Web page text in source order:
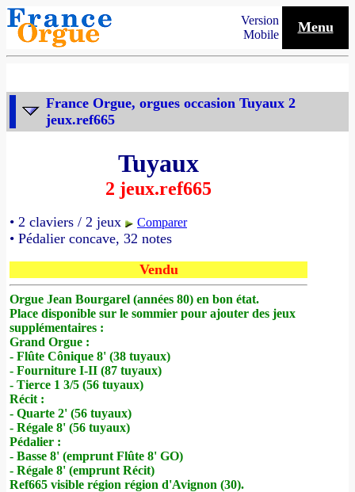
Version
Mobile
Menu
France Orgue, orgues occasion Tuyaux 2
jeux.ref665
Tuyaux
2 jeux.ref665
• 2 claviers / 2 jeux Comparer
• Pédalier concave, 32 notes
Vendu
Orgue Jean Bourgarel (années 80) en bon état.
Place disponible sur le sommier pour ajouter des jeux
supplémentaires :
Grand Orgue :
- Flûte Cônique 8' (38 tuyaux)
- Fourniture I-II (87 tuyaux)
- Tierce 1 3/5 (56 tuyaux)
Récit :
- Quarte 2' (56 tuyaux)
- Régale 8' (56 tuyaux)
Pédalier :
- Basse 8' (emprunt Flûte 8' GO)
- Régale 8' (emprunt Récit)
Ref665 visible région région d'Avignon (30).